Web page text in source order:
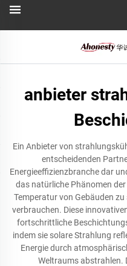
anbieter
Ein Anbieter von
entscheidenden
Energieeffizienzbranche dar
das natürliche Phänomen
Temperatur von Gebäuden
verbrauchen. Diese
fortschrittliche
indem sie solare Strahlung
Energie durch
Weltraums abstrahlen.